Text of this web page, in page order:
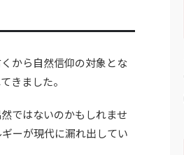
から自然信仰の対象とな
きました。
ではないのかもしれませ
ーが現代に漏れ出してい